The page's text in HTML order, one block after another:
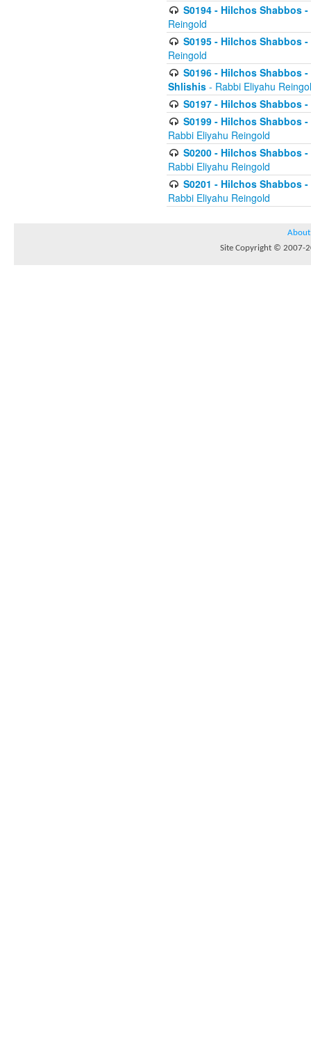
S0194 - Hilchos Shabbos
Reingold
S0195 - Hilchos Shabbos
Reingold
S0196 - Hilchos Shabbos
Shlishis - Rabbi Eliyahu
S0197 - Hilchos Shabbos
S0199 - Hilchos Shabbos
Rabbi Eliyahu Reingold
S0200 - Hilchos Shabbos
Rabbi Eliyahu Reingold
S0201 - Hilchos Shabbos
Rabbi Eliyahu Reingold
About
Site Copyright © 2007-